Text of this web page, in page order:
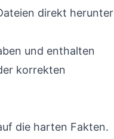
direkt herunter
und enthalten
korrekten
die harten Fakten.